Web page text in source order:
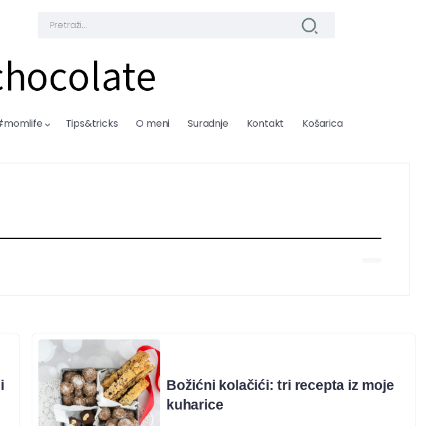
Tips&tricks O meni Suradnje Kontakt Košarica
Božićni kolačići: tri recepta iz moje
kuharice